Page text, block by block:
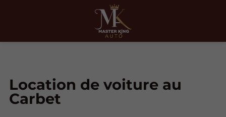
Location de voiture au
Carbet